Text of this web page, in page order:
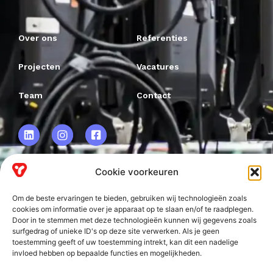
Cookie voorkeuren
Om de beste ervaringen te bieden, gebruiken wij technologieën zoals
cookies om informatie over je apparaat op te slaan en/of te raadplegen.
Door in te stemmen met deze technologieën kunnen wij gegevens zoals
surfgedrag of unieke ID's op deze site verwerken. Als je geen
toestemming geeft of uw toestemming intrekt, kan dit een nadelige
invloed hebben op bepaalde functies en mogelijkheden.
Frankweg 2
2153 PD
Nieuw-Vennep
Over ons Referenties
Projecten Vacatures
Team Contact